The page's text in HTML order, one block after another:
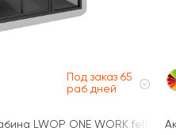
Под заказ 65
раб дней
LWOP ONE WORK felt